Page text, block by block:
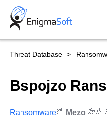
Skip
content
Threat Database
Bspojzo
Ransomwareలో Mezo